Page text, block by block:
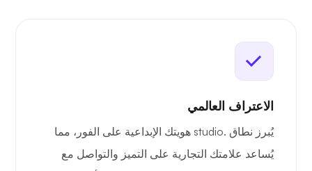
الاعتراف العالمي
يُبرز نطاق .studio هويتك الإبداعية على الفور، مما
يُساعد علامتك التجارية على التميز والتواصل مع